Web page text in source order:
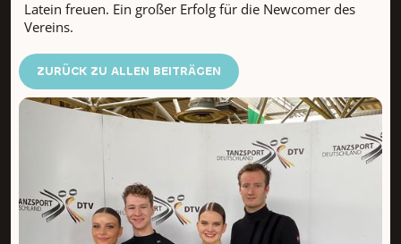
Latein freuen. Ein großer Erfolg für die Newcomer des
Vereins.
ZURÜCK ZU ALLEN BEITRÄGEN